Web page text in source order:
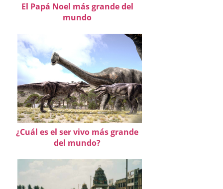
El Papá Noel más grande del
mundo
¿Cuál es el ser vivo más grande
del mundo?